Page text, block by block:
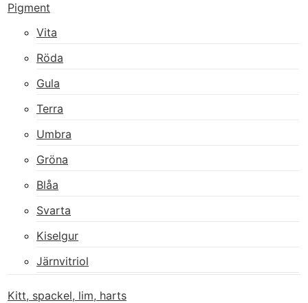
Pigment
Vita
Röda
Gula
Terra
Umbra
Gröna
Blåa
Svarta
Kiselgur
Järnvitriol
Kitt, spackel, lim, harts